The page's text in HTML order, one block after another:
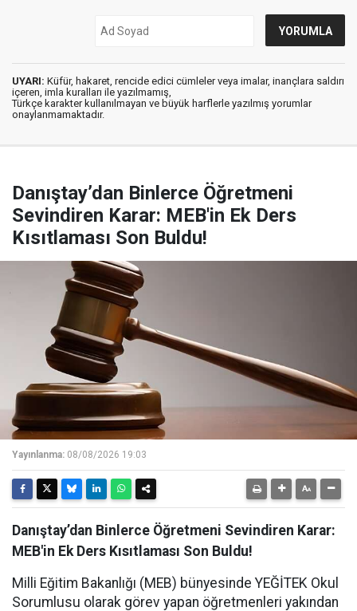
UYARI: Küfür, hakaret, rencide edici cümleler veya imalar, inançlara saldırı
içeren, imla kuralları ile yazılmamış,
Türkçe karakter kullanılmayan ve büyük harflerle yazılmış yorumlar
onaylanmamaktadır.
Danıştay’dan Binlerce Öğretmeni
Sevindiren Karar: MEB'in Ek Ders
Kısıtlaması Son Buldu!
Yayınlanma: 08/08/2026 19:03
Danıştay’dan Binlerce Öğretmeni Sevindiren Karar:
MEB'in Ek Ders Kısıtlaması Son Buldu!
Milli Eğitim Bakanlığı (MEB) bünyesinde YEĞİTEK Okul
Sorumlusu olarak görev yapan öğretmenleri yakından